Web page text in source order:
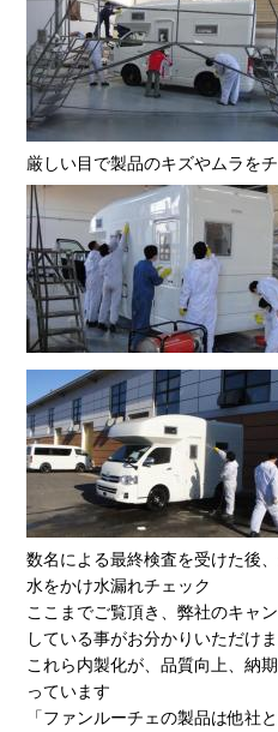
厳しい目で製品のキズやムラを
数名による最終検査を受けた後
水をかけ水漏れチェック
ここまでご覧頂き、弊社のキャ
している事がお分かりいただけ
これら内製化が、品質向上、納
っています
「ファンルーチェの製品は他社